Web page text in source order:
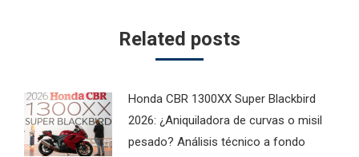
Related posts
Honda CBR 1300XX Super Blackbird
2026: ¿Aniquiladora de curvas o misil
pesado? Análisis técnico a fondo